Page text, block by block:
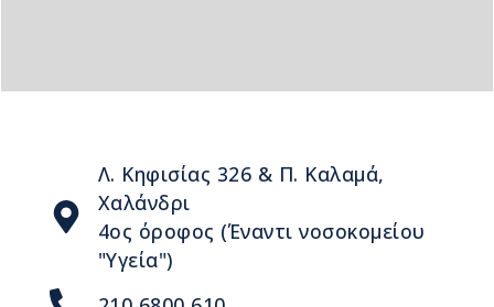
Λ. Κηφισίας 326 & Π. Καλαμά,
Χαλάνδρι
4ος όροφος (Έναντι νοσοκομείου
"Υγεία")